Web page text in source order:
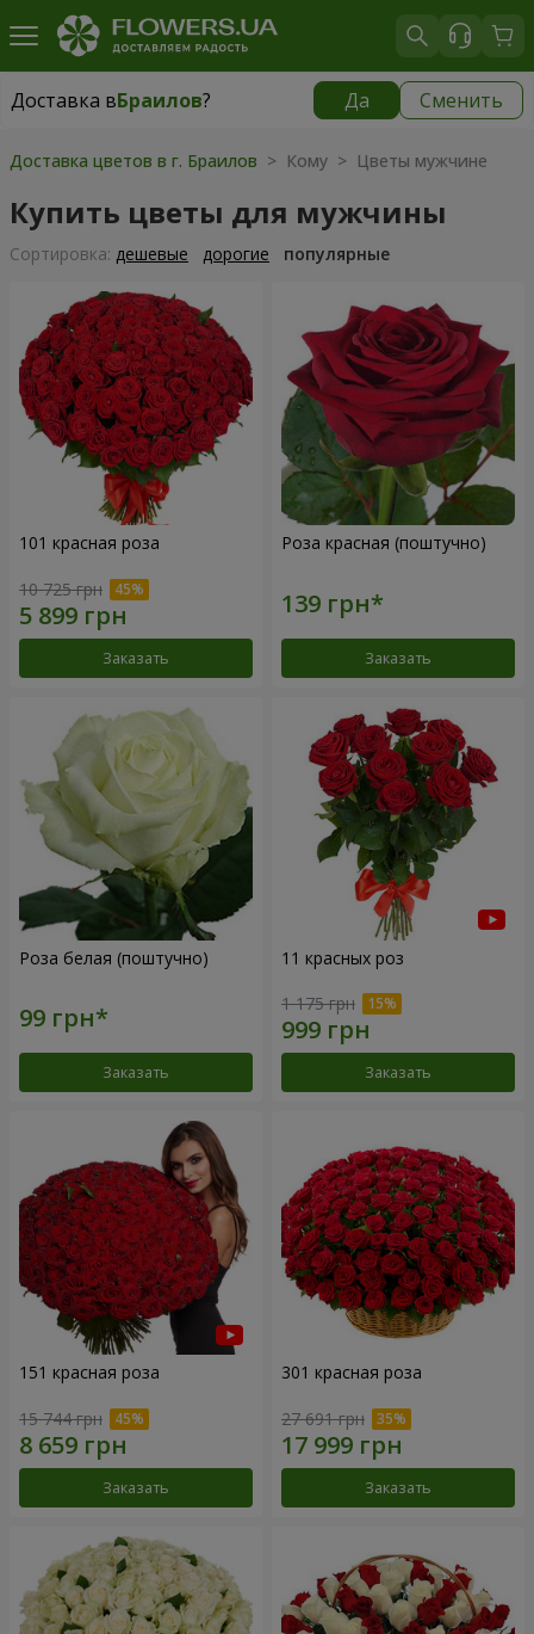
Доставка вБраилов? Да Сменить
Доставка вБраилов|
Доставка цветов в г. Браилов > Кому > Цветы мужчине
Купить цветы для мужчины
Cортировка: дешевые дорогие популярные
101 красная роза
10 725 грн
Заказать
Роза красная (поштучно)
Заказать
Роза белая (поштучно)
Заказать
11 красных роз
1 175 грн
Заказать
151 красная роза
15 744 грн
Заказать
301 красная роза
27 691 грн
Заказать